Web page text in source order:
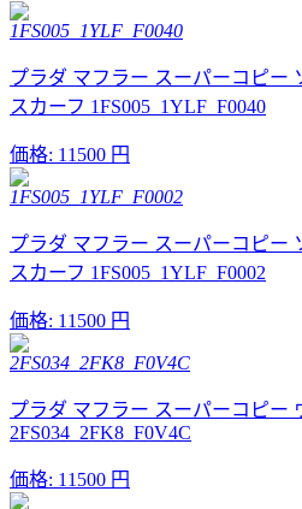
1FS005_1YLF_F0040
プラダ マフラー スーパーコピー
スカーフ 1FS005_1YLF_F0040
価格: 11500 円
1FS005_1YLF_F0002
プラダ マフラー スーパーコピー
スカーフ 1FS005_1YLF_F0002
価格: 11500 円
2FS034_2FK8_F0V4C
プラダ マフラー スーパーコピー
2FS034_2FK8_F0V4C
価格: 11500 円